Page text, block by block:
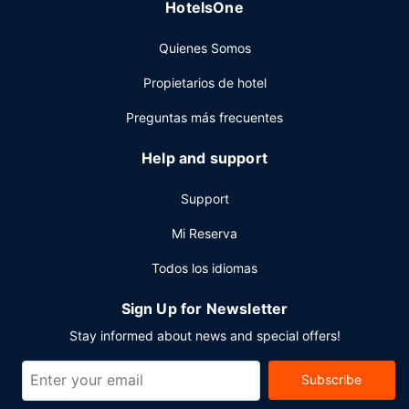
Tendrás un centro de negocios, tintorería y un servicio de
aparcamiento sin asistencia (de pago) disponible.
HotelsOne
Quienes Somos
Propietarios de hotel
Preguntas más frecuentes
Help and support
Support
Mi Reserva
Todos los idiomas
Sign Up for Newsletter
Stay informed about news and special offers!
Subscribe